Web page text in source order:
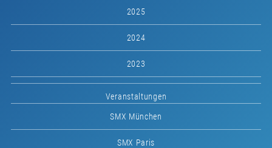
2025
2024
2023
Veranstaltungen
SMX München
SMX Paris